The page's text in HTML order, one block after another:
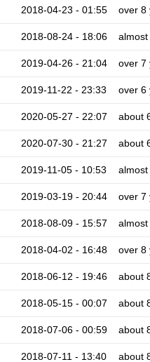
2018-04-23 - 01:55 over 8
2018-08-24 - 18:06
2019-04-26 - 21:04 over 7
2019-11-22 - 23:33 over 6
2020-05-27 - 22:07 about
2020-07-30 - 21:27 about
2019-11-05 - 10:53
2019-03-19 - 20:44 over 7
2018-08-09 - 15:57
2018-04-02 - 16:48 over 8
2018-06-12 - 19:46 about
2018-05-15 - 00:07 about
2018-07-06 - 00:59 about
2018-07-11 - 13:40 about